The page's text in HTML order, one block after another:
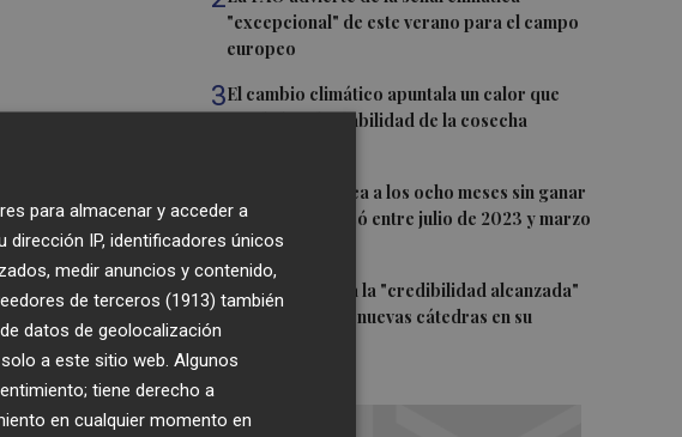
"excepcional" de este verano para el campo
europeo
3El cambio climático apuntala un calor que
revela la vulnerabilidad de la cosecha
Alcaraz se acerca a los ocho meses sin ganar
un título que pasó entre julio de 2023 y marzo
de 2024
5 El CACV destaca la "credibilidad alcanzada"
y la creación de nuevas cátedras en su
para almacenar y acceder a
IP, identificadores únicos
medir anuncios y contenido,
de terceros (1913) también
datos de geolocalización
a este sitio web. Algunos
tiene derecho a
en cualquier momento en